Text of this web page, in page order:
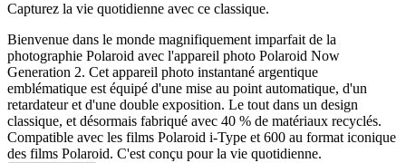
Capturez la vie quotidienne avec ce classique.
Bienvenue dans le monde magnifiquement imparfait de la
photographie Polaroid avec l'appareil photo Polaroid Now
Generation 2. Cet appareil photo instantané argentique
emblématique est équipé d'une mise au point automatique, d'un
retardateur et d'une double exposition. Le tout dans un design
classique, et désormais fabriqué avec 40 % de matériaux recyclés.
Compatible avec les films Polaroid i-Type et 600 au format iconique
des films Polaroid. C'est conçu pour la vie quotidienne.